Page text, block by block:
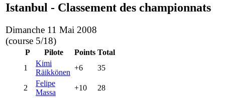
Istanbul - Classement des championnats
Dimanche 11 Mai 2008
(course 5/18)
P Pilote Points Total
1
Kimi
Räikkönen
+6 35
2
Felipe
Massa
+10 28